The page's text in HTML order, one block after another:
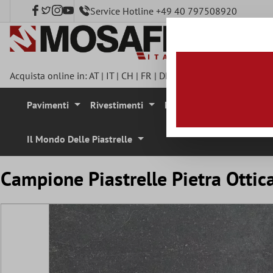
principale Service Hotline +49 40 797508920
Acquista online in:AT| IT| CH | FR | DE
Pavimenti Rivestimenti Mosaici
Il Mondo Delle Piastrelle
Campione Piastrelle Pietra